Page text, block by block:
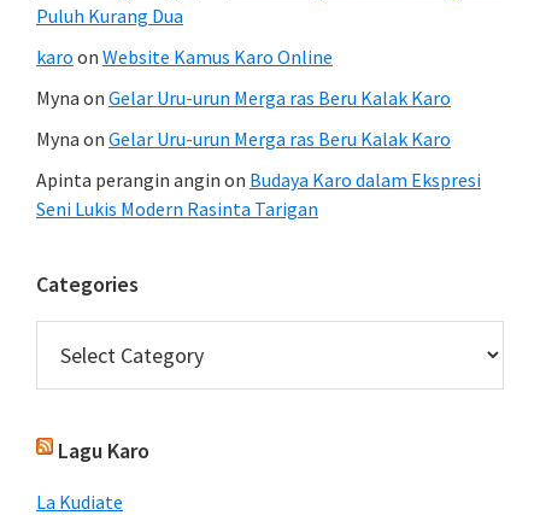
Puluh Kurang Dua
karo on Website Kamus Karo Online
Myna on Gelar Uru-urun Merga ras Beru Kalak Karo
Myna on Gelar Uru-urun Merga ras Beru Kalak Karo
Apinta perangin angin on Budaya Karo dalam Ekspresi
Seni Lukis Modern Rasinta Tarigan
Categories
Lagu Karo
La Kudiate